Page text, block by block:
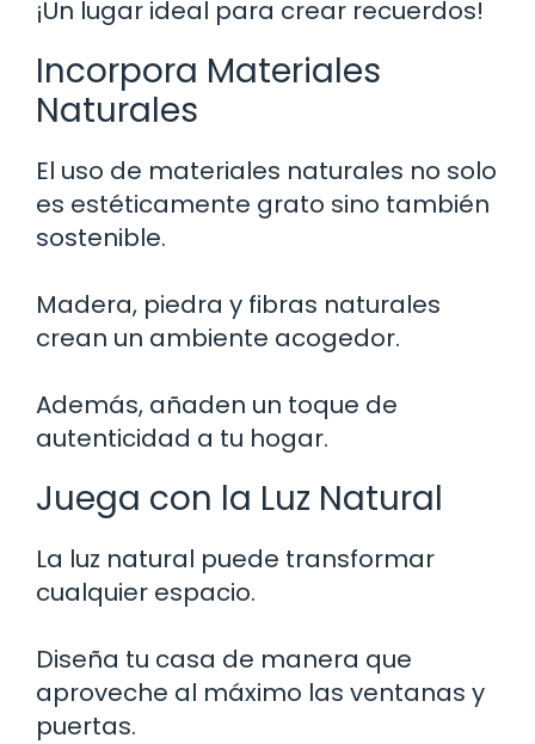
¡Un lugar ideal para crear recuerdos!
Incorpora Materiales
Naturales
El uso de materiales naturales no solo
es estéticamente grato sino también
sostenible.
Madera, piedra y fibras naturales
crean un ambiente acogedor.
Además, añaden un toque de
autenticidad a tu hogar.
Juega con la Luz Natural
La luz natural puede transformar
cualquier espacio.
Diseña tu casa de manera que
aproveche al máximo las ventanas y
puertas.